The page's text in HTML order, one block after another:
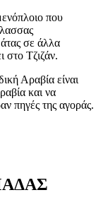
που
σε άλλα
στο Τζιζάν.
Αραβία είναι
και να
πηγές της αγοράς.